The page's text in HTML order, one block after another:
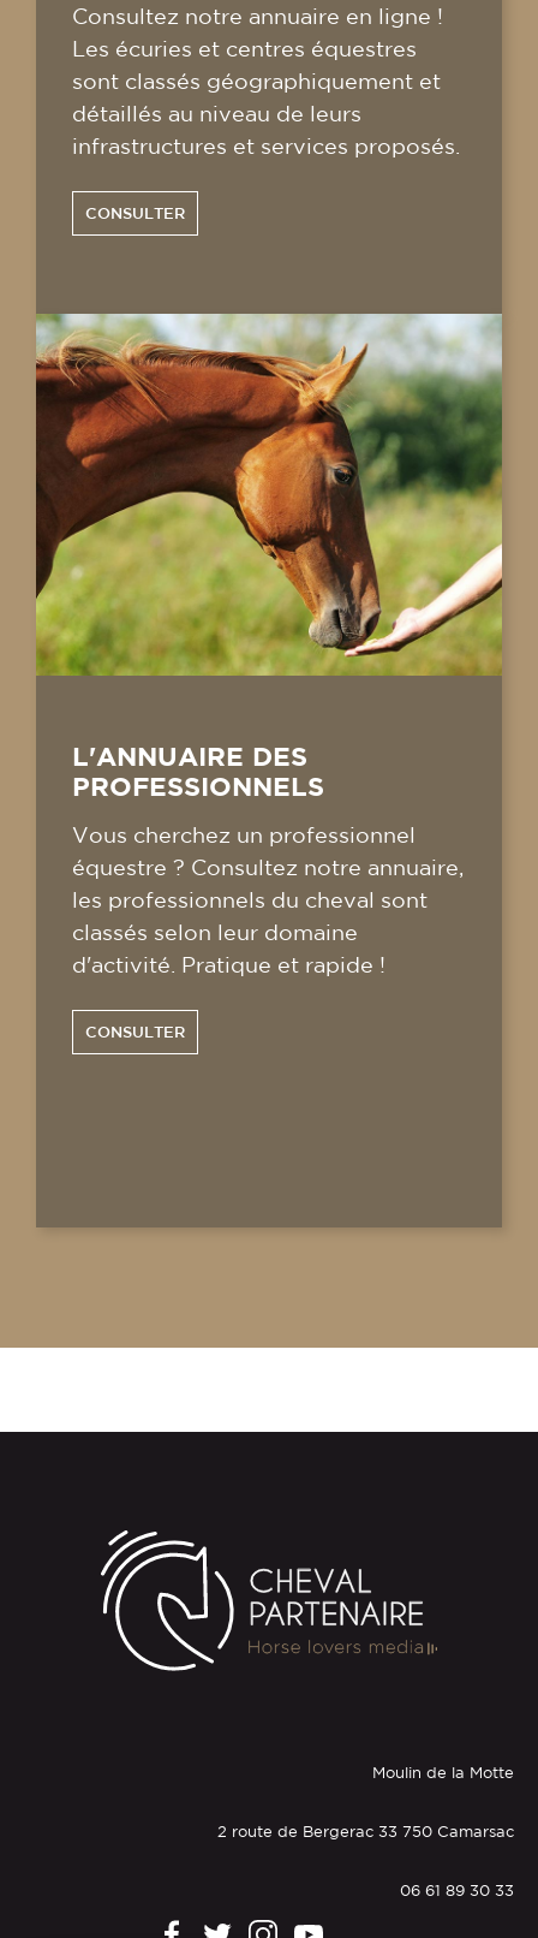
Consultez notre annuaire en ligne !
Les écuries et centres équestres
sont classés géographiquement et
détaillés au niveau de leurs
infrastructures et services proposés.
CONSULTER
L'ANNUAIRE DES
PROFESSIONNELS
Vous cherchez un professionnel
équestre ? Consultez notre annuaire,
les professionnels du cheval sont
classés selon leur domaine
d'activité. Pratique et rapide !
CONSULTER
Moulin de la Motte
2 route de Bergerac 33 750 Camarsac
06 61 89 30 33